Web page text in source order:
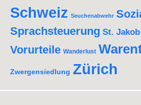
Schweiz Seuchenabwehr
Sprachsteuerung St. Jakob
Vorurteile Wanderlust
Zwergensiedlung Zürich